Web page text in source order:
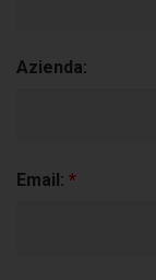
Azienda:
Email: *